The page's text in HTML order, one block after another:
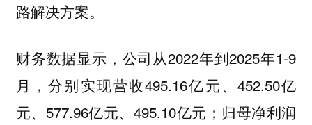
路解决方案。
财务数据显示，公司从2022年到2025年1-9
月，分别实现营收495.16亿元、452.50亿
元、577.96亿元、495.10亿元；归母净利润